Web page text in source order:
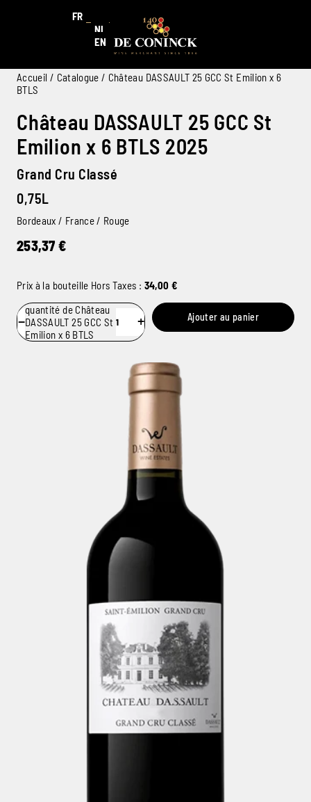
FR
NL
EN
Accueil / Catalogue / Château DASSAULT 25 GCC St Emilion x 6
BTLS
Château DASSAULT 25 GCC St
Emilion x 6 BTLS 2025
Grand Cru Classé
0,75L
Bordeaux / France / Rouge
253,37 €
Prix à la bouteille Hors Taxes : 34,00 €
−
quantité de Château
DASSAULT 25 GCC St
Emilion x 6 BTLS
+ Ajouter au panier